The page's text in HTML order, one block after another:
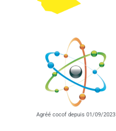
Agréé cocof depuis 01/09/2023